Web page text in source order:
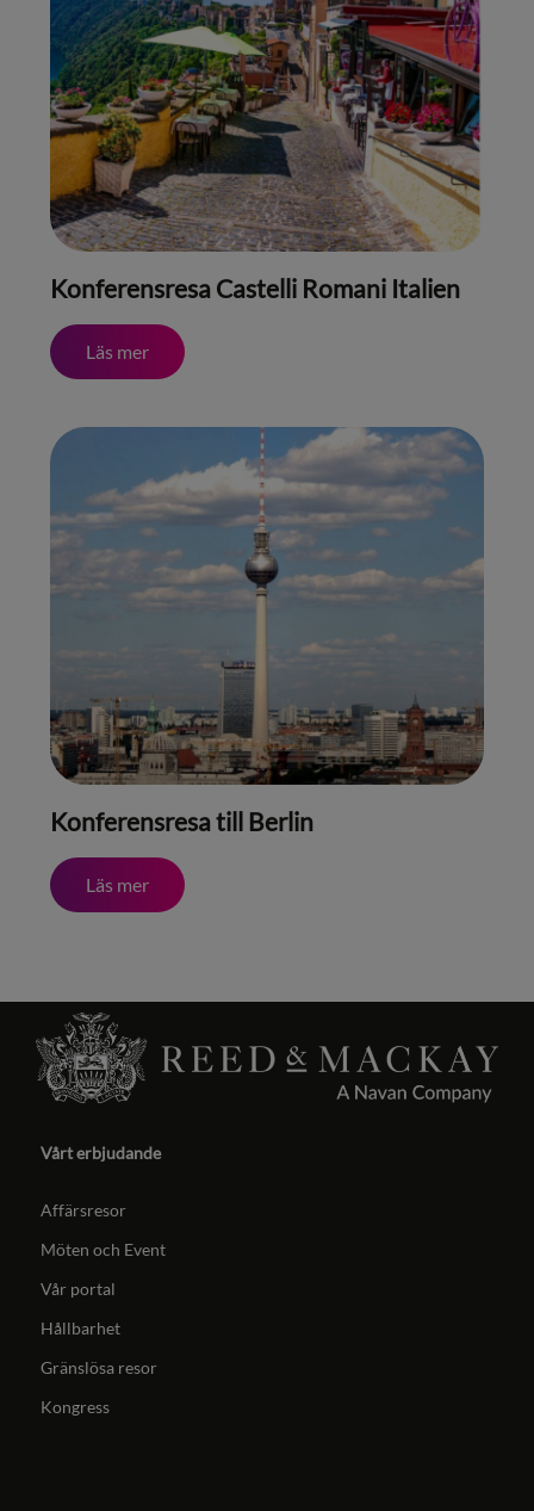
Konferensresa Castelli Romani Italien
Läs mer
Konferensresa till Berlin
Läs mer
Vårt erbjudande
Affärsresor
Möten och Event
Vår portal
Hållbarhet
Gränslösa resor
Kongress